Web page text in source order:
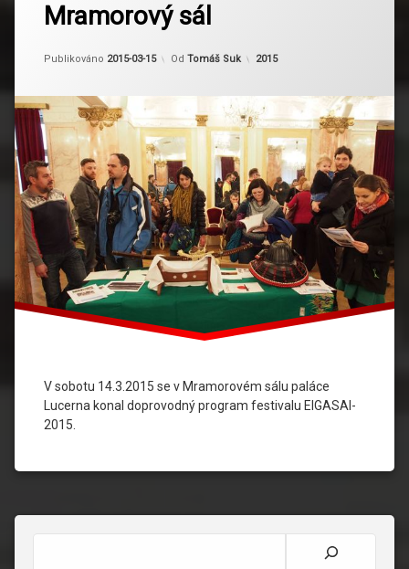
Mramorový sál
Publikováno 2015-03-15
Aktualizováno 2024-02-28
Od Tomáš Suk Kategorie:
2015
V sobotu 14.3.2015 se v Mramorovém sálu paláce
Lucerna konal doprovodný program festivalu EIGASAI-
2015.
Eigasai